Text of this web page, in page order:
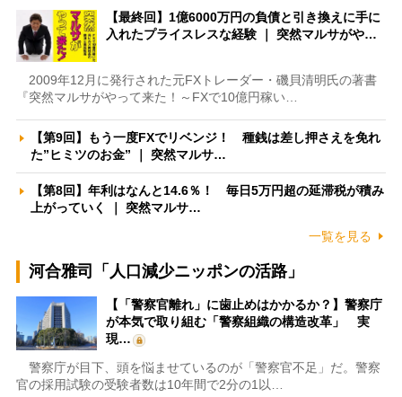
【最終回】1億6000万円の負債と引き換えに手に
入れたプライスレスな経験 ｜ 突然マルサがや…
2009年12月に発行された元FXトレーダー・磯貝清明氏の著書
『突然マルサがやって来た！～FXで10億円稼い…
【第9回】もう一度FXでリベンジ！ 種銭は差し押さえを免れ
た”ヒミツのお金” ｜ 突然マルサ…
【第8回】年利はなんと14.6％！ 毎日5万円超の延滞税が積み
上がっていく ｜ 突然マルサ…
一覧を見る
河合雅司「人口減少ニッポンの活路」
【「警察官離れ」に歯止めはかかるか？】警察庁
が本気で取り組む「警察組織の構造改革」 実
現…
警察庁が目下、頭を悩ませているのが「警察官不足」だ。警察
官の採用試験の受験者数は10年間で2分の1以…